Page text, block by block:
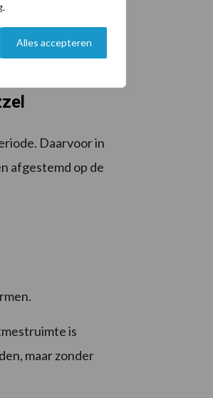
Alles accepteren
nog
de totale GLB-
Daarvoor in
afgestemd op de
is
maar zonder